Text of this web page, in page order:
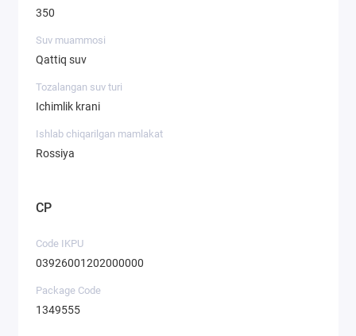
350
Suv muammosi
Qattiq suv
Tozalangan suv turi
Ichimlik krani
Ishlab chiqarilgan mamlakat
Rossiya
CP
Code IKPU
03926001202000000
Package Code
1349555